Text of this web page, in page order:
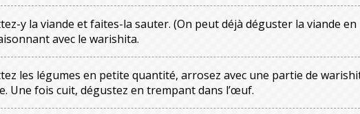
y la viande et faites-la sauter. (On peut déjà déguster la viande en
avec le warishita.
les légumes en petite quantité, arrosez avec une partie de
Une fois cuit, dégustez en trempant dans l’œuf.